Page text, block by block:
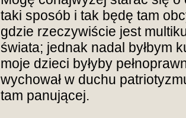
taki sposób i tak będę tam
gdzie rzeczywiście jest
świata; jednak nadal byłbym
moje dzieci byłyby
wychował w duchu
tam panującej.